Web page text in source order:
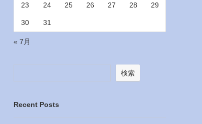
23 24 25 26 27 28 29
30 31
« 7月
検索
Recent Posts